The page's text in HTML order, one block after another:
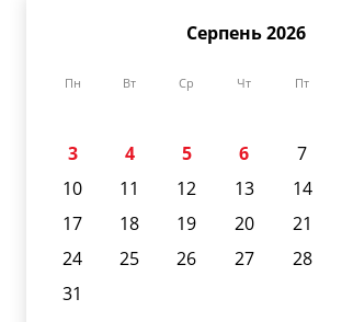
Серпень 2026
Пн Вт Ср Чт Пт
3
4 5 6 7
10
11 12 13 14
17
18 19 20 21
24
25 26 27 28
31